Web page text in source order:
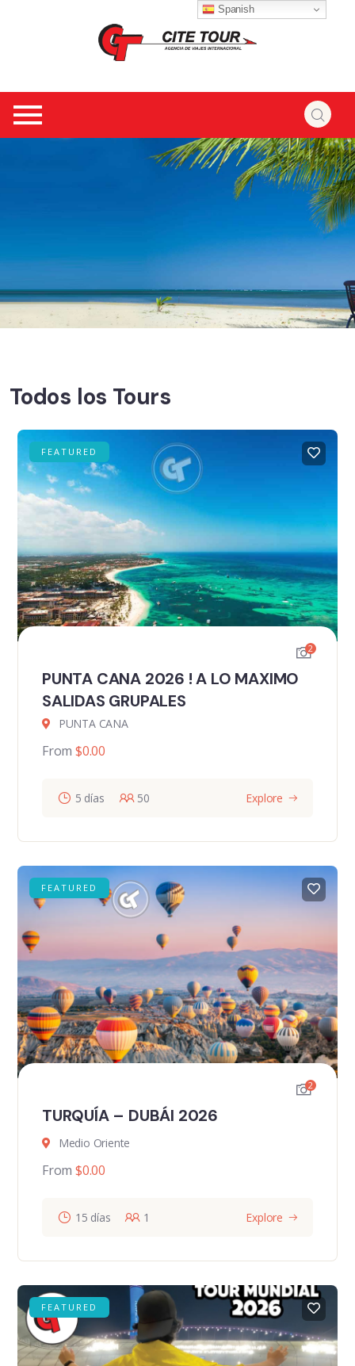
Todos los Tours
FEATURED
2
PUNTA CANA 2026 ! A LO MAXIMO
SALIDAS GRUPALES
PUNTA CANA
From $0.00
5 días 50 Explore
FEATURED
2
TURQUÍA – DUBÁI 2026
Medio Oriente
From $0.00
15 días 1 Explore
FEATURED
Spanish